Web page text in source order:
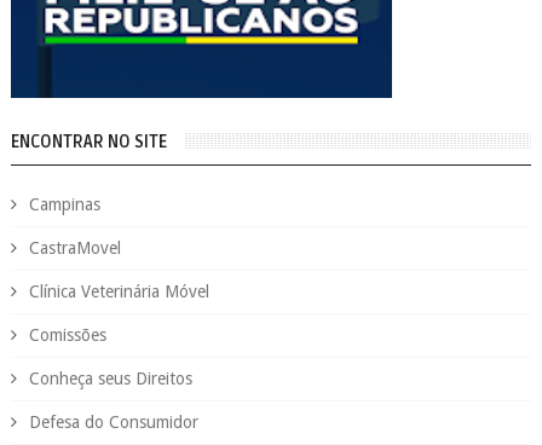
ENCONTRAR NO SITE
Campinas
CastraMovel
Clínica Veterinária Móvel
Comissões
Conheça seus Direitos
Defesa do Consumidor